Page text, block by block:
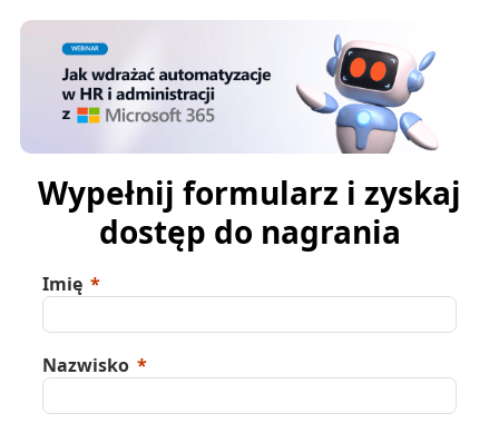
Wypełnij formularz i zyskaj
dostęp do nagrania
Imię
Nazwisko